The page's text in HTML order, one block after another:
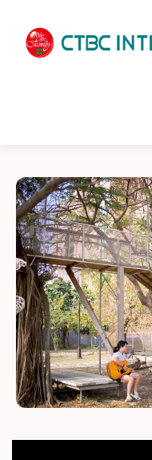
SCHOOL LIFE
ENROLLMENT INFO
INTERVIEW